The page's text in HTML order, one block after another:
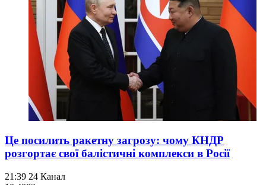
Це посилить ракетну загрозу: чому КНДР
розгортає свої балістичні комплекси в Росії
21:39 24 Канал